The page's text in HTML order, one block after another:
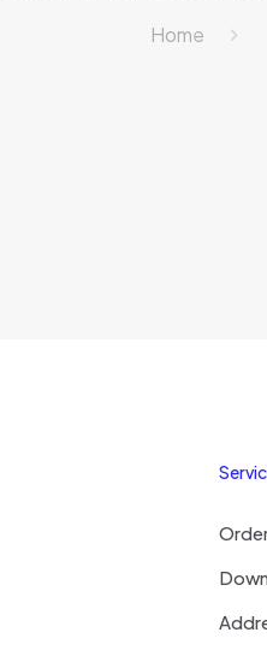
Home